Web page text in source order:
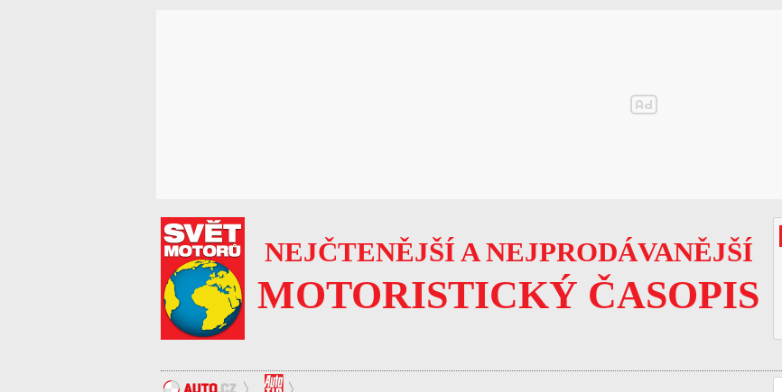
NEJČTENĚJŠÍ A NEJPRODÁVANĚJŠÍ
MOTORISTICKÝ ČASOPIS